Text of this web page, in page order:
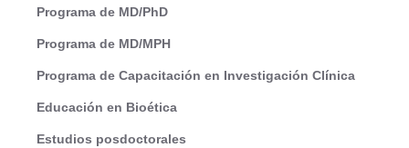
Programa de MD/PhD
Programa de MD/MPH
Programa de Capacitación en Investigación Clínica
Educación en Bioética
Estudios posdoctorales